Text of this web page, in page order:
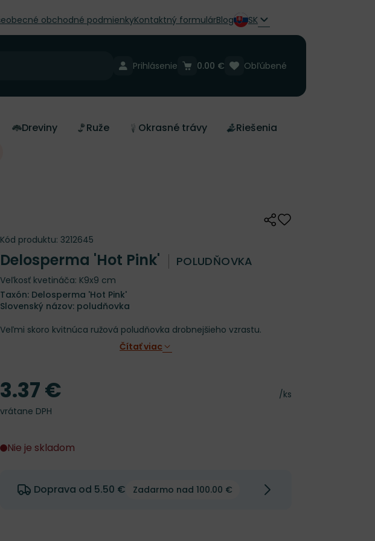
obchodné podmienkyKontaktný formulárBlog SK
Prihlásenie Obľúbené
0.00 €
Dreviny Ruže Okrasné trávy
Riešenia
ZdieľaťOdober do
Kód produktu: 3212645
Delosperma 'Hot Pink' POLUDŇOVKA
Veľkosť kvetináča: K9x9 cm
Taxón: Delosperma 'Hot Pink'
Slovenský názov: poludňovka
Veľmi skoro kvitnúca ružová poludňovka drobnejšieho vzrastu.
Čítať viac
Cena za kus
/ks
Cena
3.37 €
vrátane DPH
Nie je skladom
Doprava od 5.50 € Zadarmo nad 100.00 €